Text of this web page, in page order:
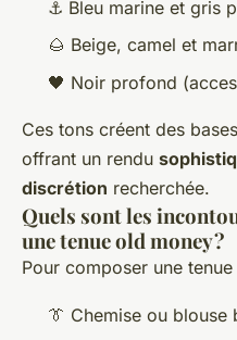
⚓ Bleu marine et gris
🌰 Beige, camel et
🖤 Noir profond
Ces tons créent des
offrant un rendu
discrétion recherchée.
Quels sont les
une tenue old money ?
Pour composer une
👔 Chemise ou blouse